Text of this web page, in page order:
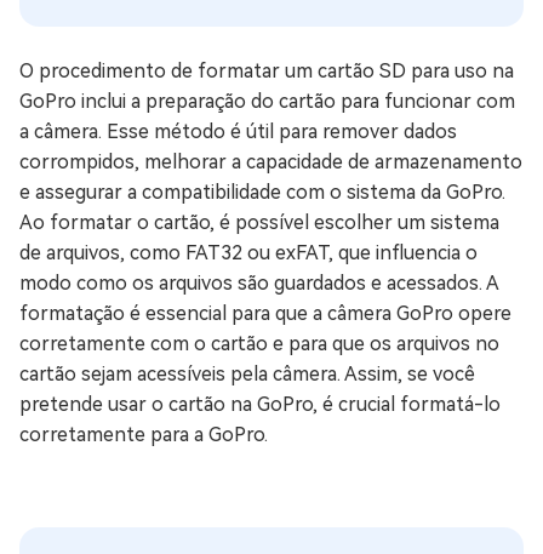
O procedimento de formatar um cartão SD para uso na
GoPro inclui a preparação do cartão para funcionar com
a câmera. Esse método é útil para remover dados
corrompidos, melhorar a capacidade de armazenamento
e assegurar a compatibilidade com o sistema da GoPro.
Ao formatar o cartão, é possível escolher um sistema
de arquivos, como FAT32 ou exFAT, que influencia o
modo como os arquivos são guardados e acessados. A
formatação é essencial para que a câmera GoPro opere
corretamente com o cartão e para que os arquivos no
cartão sejam acessíveis pela câmera. Assim, se você
pretende usar o cartão na GoPro, é crucial formatá-lo
corretamente para a GoPro.